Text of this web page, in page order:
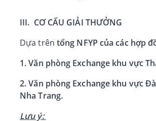
III. CƠ CẤU GIẢI THƯỞNG
Dựa trên tổng NFYP của các hợp
1. Văn phòng Exchange khu vực
2. Văn phòng Exchange khu vực
Nha Trang.
Lưu ý: